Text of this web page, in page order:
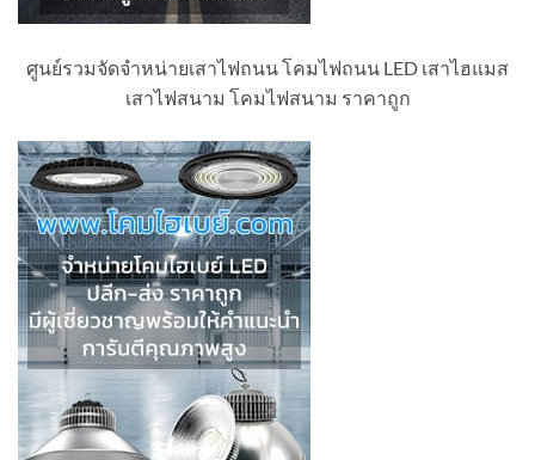
ศูนย์รวมจัดจำหน่ายเสาไฟถนน โคมไฟถนน LED เสาไฮแมส
เสาไฟสนาม โคมไฟสนาม ราคาถูก